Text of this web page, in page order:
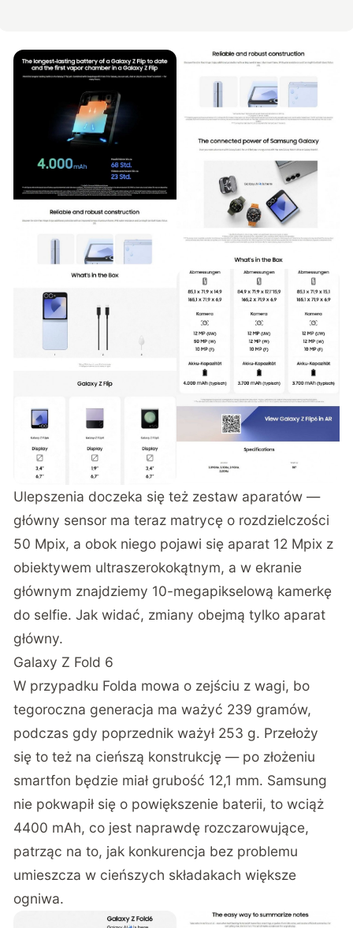
Ulepszenia doczeka się też zestaw aparatów —
główny sensor ma teraz matrycę o rozdzielczości
50 Mpix, a obok niego pojawi się aparat 12 Mpix z
obiektywem ultraszerokokątnym, a w ekranie
głównym znajdziemy 10-megapikselową kamerkę
do selfie. Jak widać, zmiany obejmą tylko aparat
główny.
Galaxy Z Fold 6
W przypadku Folda mowa o zejściu z wagi, bo
tegoroczna generacja ma ważyć 239 gramów,
podczas gdy poprzednik ważył 253 g. Przełoży
się to też na cieńszą konstrukcję — po złożeniu
smartfon będzie miał grubość 12,1 mm. Samsung
nie pokwapił się o powiększenie baterii, to wciąż
4400 mAh, co jest naprawdę rozczarowujące,
patrząc na to, jak konkurencja bez problemu
umieszcza w cieńszych składakach większe
ogniwa.